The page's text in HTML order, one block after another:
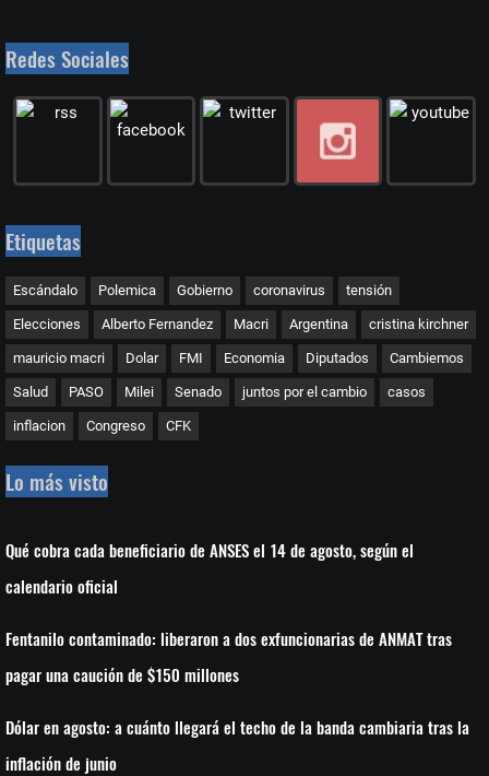
Redes Sociales
Etiquetas
Escándalo Polemica Gobierno coronavirus tensión
Elecciones Alberto Fernandez Macri Argentina cristina kirchner
mauricio macri Dolar FMI Economia Diputados Cambiemos
Salud PASO Milei Senado juntos por el cambio casos
inflacion Congreso CFK
Lo más visto
Qué cobra cada beneficiario de ANSES el 14 de agosto, según el
calendario oficial
Fentanilo contaminado: liberaron a dos exfuncionarias de ANMAT tras
pagar una caución de $150 millones
Dólar en agosto: a cuánto llegará el techo de la banda cambiaria tras la
inflación de junio